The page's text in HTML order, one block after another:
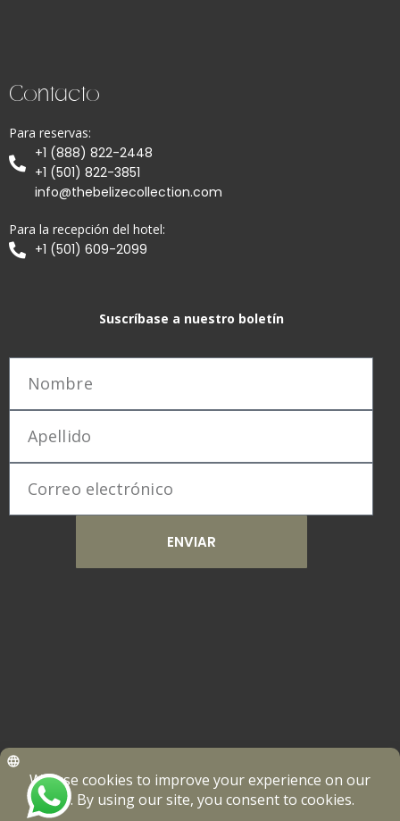
Contacto
Para reservas:
+1 (888) 822-2448
+1 (501) 822-3851
info@thebelizecollection.com
Para la recepción del hotel:
+1 (501) 609-2099
Suscríbase a nuestro boletín
ENVIAR